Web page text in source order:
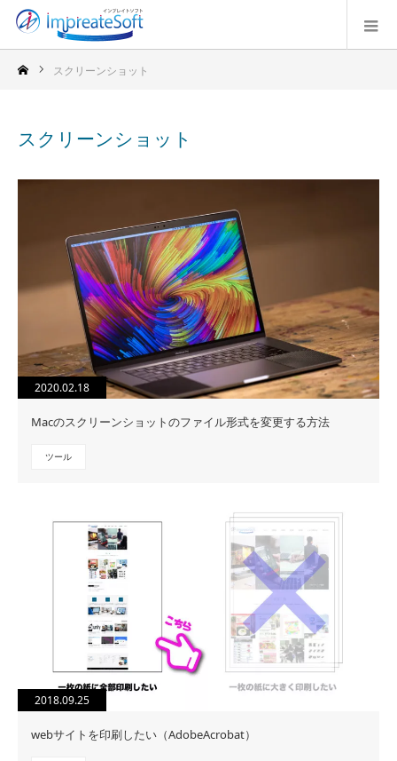
スクリーンショット
スクリーンショット
2020.02.18
Macのスクリーンショットのファイル形式を変更する方法
ツール
2018.09.25
webサイトを印刷したい（AdobeAcrobat）